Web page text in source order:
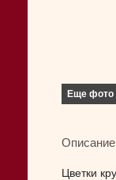
Еще фото
Цветки